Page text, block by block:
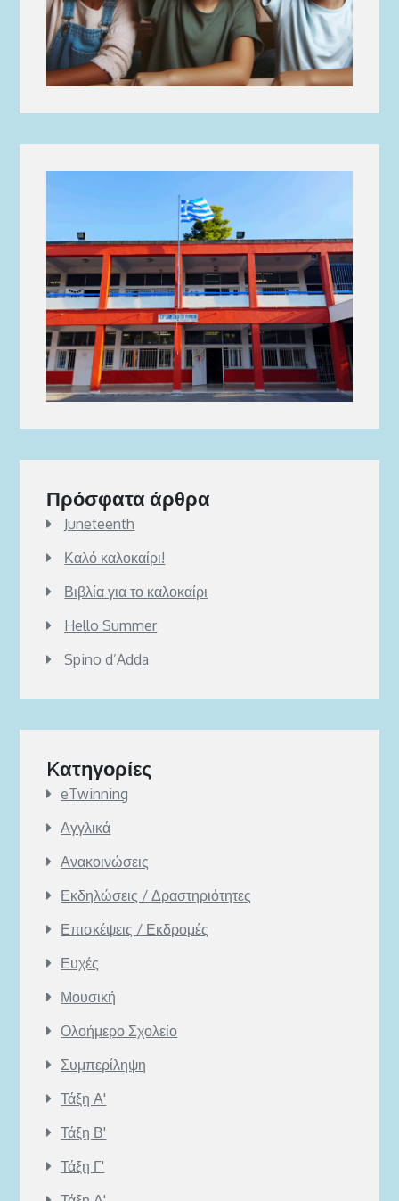
Πρόσφατα άρθρα
Juneteenth
Καλό καλοκαίρι!
Βιβλία για το καλοκαίρι
Hello Summer
Spino d’Adda
Kατηγορίες
eTwinning
Αγγλικά
Ανακοινώσεις
Εκδηλώσεις / Δραστηριότητες
Επισκέψεις / Εκδρομές
Ευχές
Μουσική
Ολοήμερο Σχολείο
Συμπερίληψη
Τάξη Α'
Τάξη Β'
Τάξη Γ'